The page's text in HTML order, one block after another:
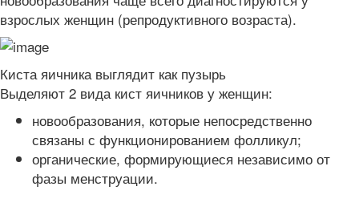
взрослых женщин (репродуктивного возраста).
Киста яичника выглядит как пузырь
Выделяют 2 вида кист яичников у женщин:
новообразования, которые непосредственно
связаны с функционированием фолликул;
органические, формирующиеся независимо от
фазы менструации.